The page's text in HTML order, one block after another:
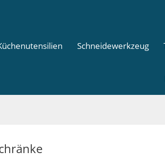
Schneidewerkzeug